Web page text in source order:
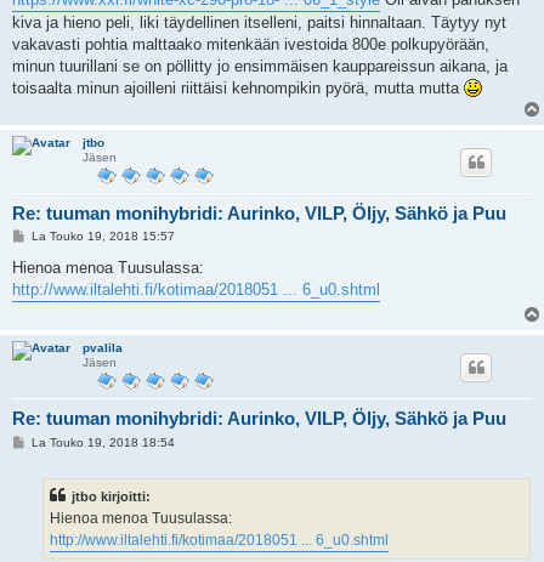
kiva ja hieno peli, liki täydellinen itselleni, paitsi hinnaltaan. Täytyy nyt
vakavasti pohtia malttaako mitenkään ivestoida 800e polkupyörään,
minun tuurillani se on pöllitty jo ensimmäisen kauppareissun aikana, ja
toisaalta minun ajoilleni riittäisi kehnompikin pyörä, mutta mutta
jtbo
Jäsen
Re: tuuman monihybridi: Aurinko, VILP, Öljy, Sähkö ja Puu
V
e
t
La Touko 19, 2018 15:57
Hienoa menoa Tuusulassa:
http://www.iltalehti.fi/kotimaa/2018051 ... 6_u0.shtml
pvalila
Jäsen
Re: tuuman monihybridi: Aurinko, VILP, Öljy, Sähkö ja Puu
VLa Touko 19, 2018 18:54
jtbo kirjoitti:
Hienoa menoa Tuusulassa:
http://www.iltalehti.fi/kotimaa/2018051 ... 6_u0.shtml